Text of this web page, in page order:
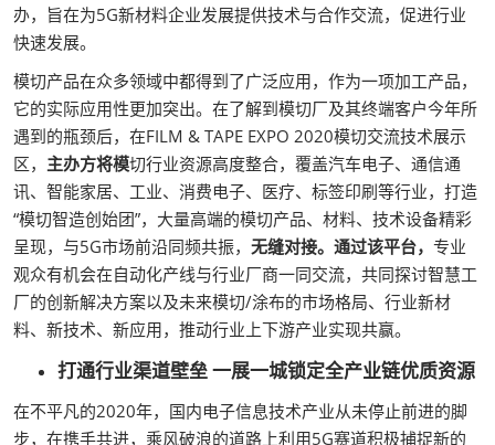
办，旨在为5G新材料企业发展提供技术与合作交流，促进行业
快速发展。
模切产品在众多领域中都得到了广泛应用，作为一项加工产品，
它的实际应用性更加突出。在了解到模切厂及其终端客户今年所
遇到的瓶颈后，在FILM & TAPE EXPO 2020模切交流技术展示
区， 主办方将模切行业资源高度整合，覆盖汽车电子、通信通
讯、智能家居、工业、消费电子、医疗、标签印刷等行业，打造
“模切智造创始团”，大量高端的模切产品、材料、技术设备精彩
呈现，与5G市场前沿同频共振， 无缝对接。通过该平台， 专业
观众有机会在自动化产线与行业厂商一同交流，共同探讨智慧工
厂的创新解决方案以及未来模切/涂布的市场格局、行业新材
料、新技术、新应用，推动行业上下游产业实现共赢。
打通行业渠道壁垒 一展一城锁定全产业链优质资源
在不平凡的2020年，国内电子信息技术产业从未停止前进的脚
步，在携手共进，乘风破浪的道路上利用5G赛道积极捕捉新的